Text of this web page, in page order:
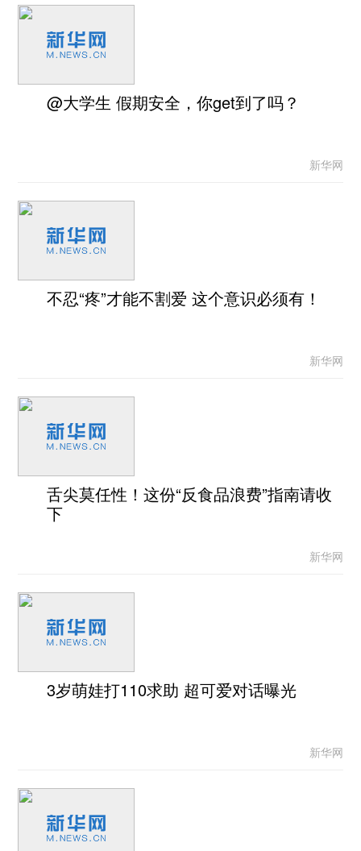
@大学生 假期安全，你get到了吗？
新华网
不忍“疼”才能不割爱 这个意识必须有！
新华网
舌尖莫任性！这份“反食品浪费”指南请收
下
新华网
3岁萌娃打110求助 超可爱对话曝光
新华网